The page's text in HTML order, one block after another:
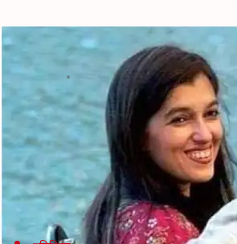
नसीरुद्दीन से गैर धर्म में
May 11, 2024 11:28 am
क्या है खबर?
नसीरुद्दीन शाहभी इंडस्ट्री के उन
दोनों को शानदार जोड़ियों में गिना